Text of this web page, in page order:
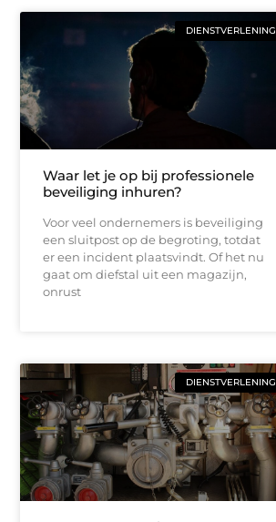
DIENSTVERLENING
Waar let je op bij professionele
beveiliging inhuren?
Voor veel ondernemers is beveiliging
een sluitpost op de begroting, totdat
er een incident plaatsvindt. Of het nu
gaat om diefstal uit een magazijn,
onrust
DIENSTVERLENING